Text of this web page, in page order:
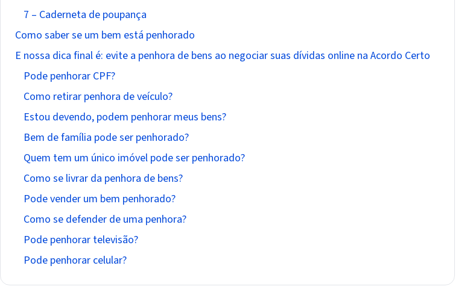
7 – Caderneta de poupança
Como saber se um bem está penhorado
E nossa dica final é: evite a penhora de bens ao negociar suas dívidas online na Acordo Certo
Pode penhorar CPF?
Como retirar penhora de veículo?
Estou devendo, podem penhorar meus bens?
Bem de família pode ser penhorado?
Quem tem um único imóvel pode ser penhorado?
Como se livrar da penhora de bens?
Pode vender um bem penhorado?
Como se defender de uma penhora?
Pode penhorar televisão?
Pode penhorar celular?